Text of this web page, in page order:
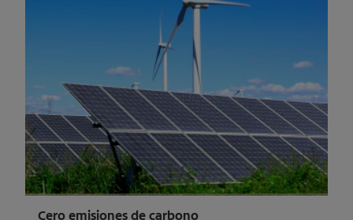
Cero emisiones de carbono